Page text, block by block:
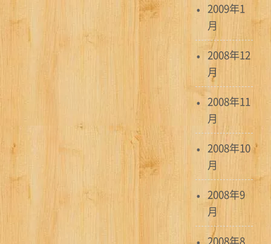
2009年1
月
2008年12
月
2008年11
月
2008年10
月
2008年9
月
2008年8